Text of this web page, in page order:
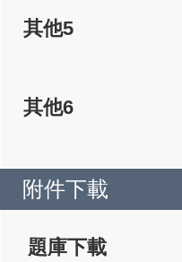
其他5
其他6
附件下載
題庫下載